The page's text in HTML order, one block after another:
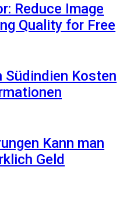
Reduce Image
Quality for Free
Südindien Kosten
Kann man
Geld